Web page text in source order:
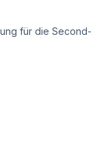
für die Second-